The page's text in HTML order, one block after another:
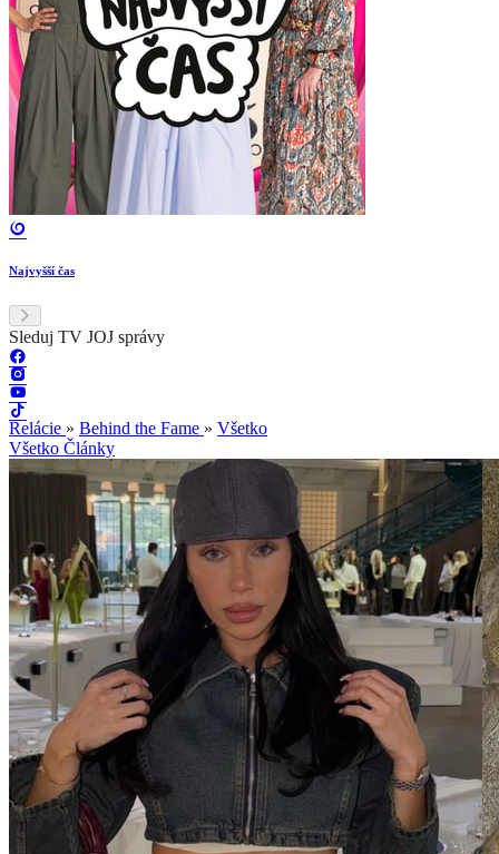
Najvyšší čas
Sleduj TV JOJ správy
Relácie » Behind the Fame » Všetko
Všetko Články